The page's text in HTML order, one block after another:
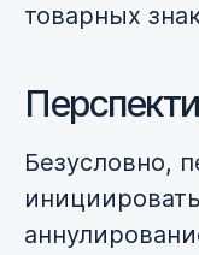
товарных
Безусловно,